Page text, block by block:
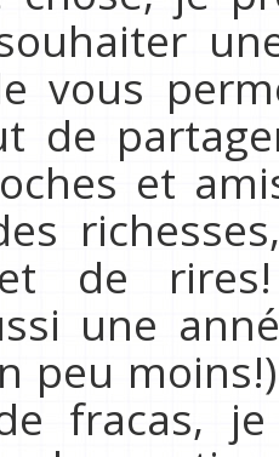
vous
de
et
de
une
peu
fracas,